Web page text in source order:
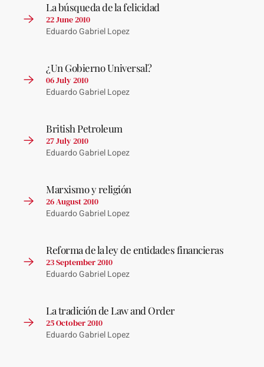
La búsqueda de la felicidad
22 June 2010
Eduardo Gabriel Lopez
¿Un Gobierno Universal?
06 July 2010
Eduardo Gabriel Lopez
British Petroleum
27 July 2010
Eduardo Gabriel Lopez
Marxismo y religión
26 August 2010
Eduardo Gabriel Lopez
Reforma de la ley de entidades financieras
23 September 2010
Eduardo Gabriel Lopez
La tradición de Law and Order
25 October 2010
Eduardo Gabriel Lopez